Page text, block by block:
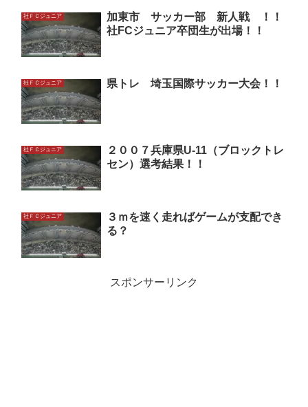
社ＦＣジュニア
加東市 サッカー部 新人戦 ！！
社FCジュニア卒団生が出場！！
社ＦＣジュニア 県トレ 埼玉国際サッカー大会！！
社ＦＣジュニア
２００７兵庫県U-11（ブロックトレ
セン）選考結果！！
社ＦＣジュニア
３ｍを速く走ればゲームが支配でき
る？
スポンサーリンク